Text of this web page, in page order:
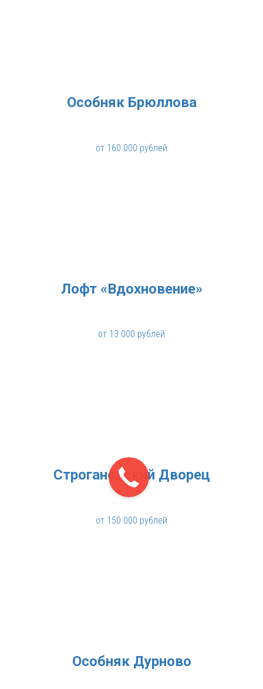
Особняк Брюллова
от 160 000 рублей
Лофт «Вдохновение»
от 13 000 рублей
Строгановский Дворец
от 150 000 рублей
Особняк Дурново